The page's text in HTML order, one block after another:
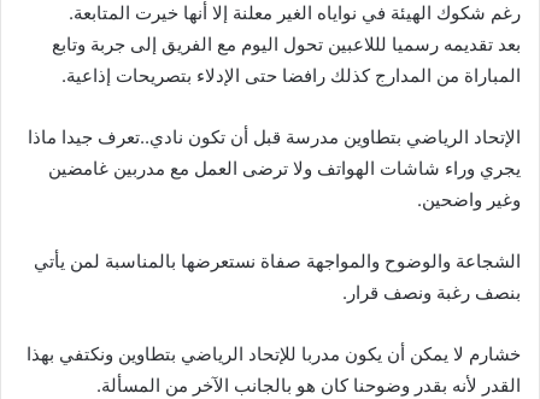
رغم شكوك الهيئة في نواياه الغير معلنة إلا أنها خيرت المتابعة.
بعد تقديمه رسميا لللاعبين تحول اليوم مع الفريق إلى جربة وتابع
المباراة من المدارج كذلك رافضا حتى الإدلاء بتصريحات إذاعية.
الإتحاد الرياضي بتطاوين مدرسة قبل أن تكون نادي..تعرف جيدا ماذا
يجري وراء شاشات الهواتف ولا ترضى العمل مع مدربين غامضين
وغير واضحين.
الشجاعة والوضوح والمواجهة صفاة نستعرضها بالمناسبة لمن يأتي
بنصف رغبة ونصف قرار.
خشارم لا يمكن أن يكون مدربا للإتحاد الرياضي بتطاوين ونكتفي بهذا
القدر لأنه بقدر وضوحنا كان هو بالجانب الآخر من المسألة.